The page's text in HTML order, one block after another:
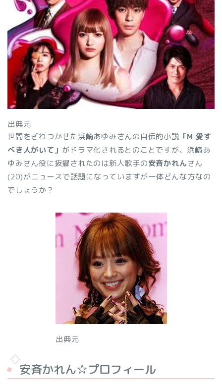
出典元
世間をざわつかせた浜崎あゆみさんの自伝的小説 「M 愛す
べき人がいて」 がドラマ化されるとのことですが、浜崎あ
ゆみさん役に抜擢されたのは新人歌手の安斉かれんさん
(20)がニュースで話題になっていますが一体どんな方なの
でしょうか？
出典元
安斉かれん☆プロフィール